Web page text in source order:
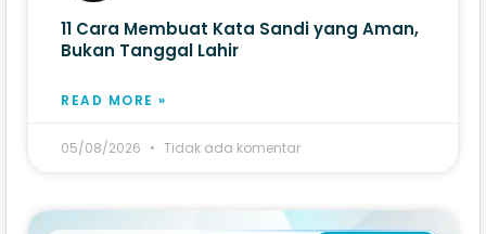
11 Cara Membuat Kata Sandi yang Aman,
Bukan Tanggal Lahir
READ MORE »
05/08/2026 Tidak ada komentar